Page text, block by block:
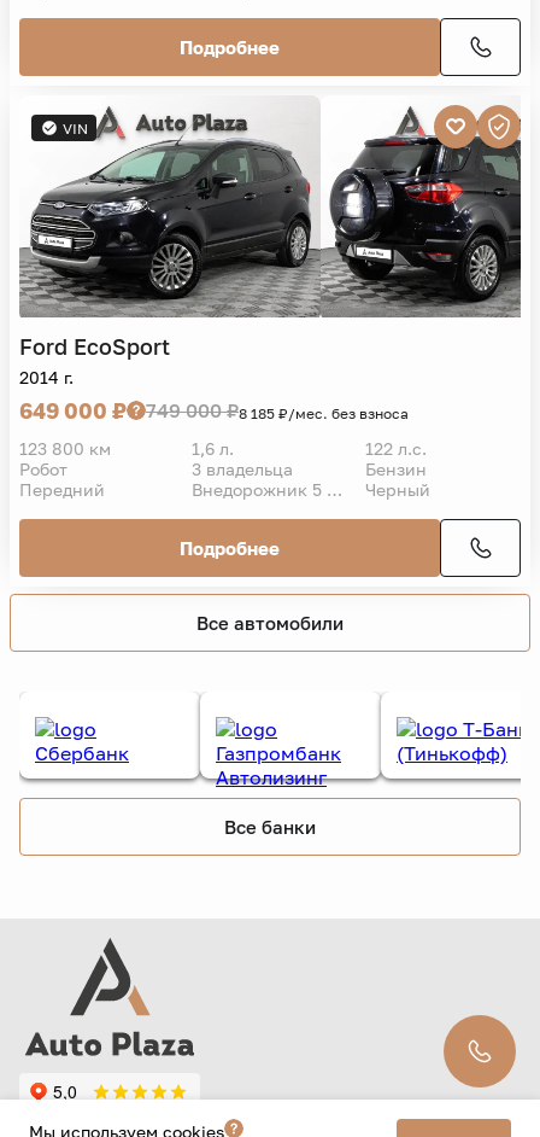
Подробнее
VIN
Ford EcoSport
2014 г.
649 000 ₽ 749 000 ₽8 185 ₽/мес. без взноса
123 800 км 1,6 л.
122 л.с.
Робот
3 владельца
Бензин
Передний
Внедорожник 5 дв. Черный
Подробнее
Все автомобили
Все банки
Мы используем cookies